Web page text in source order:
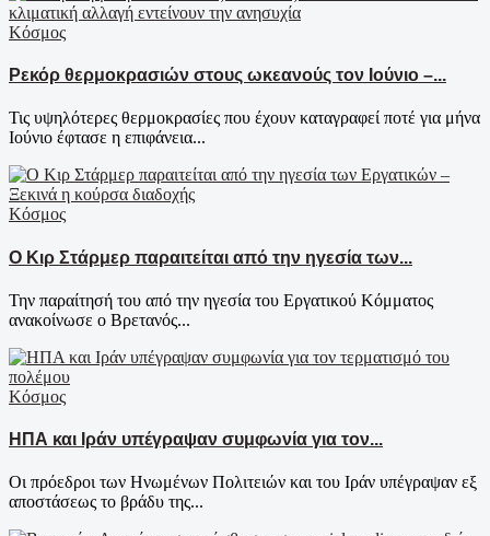
Κόσμος
Ρεκόρ θερμοκρασιών στους ωκεανούς τον Ιούνιο –...
Τις υψηλότερες θερμοκρασίες που έχουν καταγραφεί ποτέ για μήνα
Ιούνιο έφτασε η επιφάνεια...
Κόσμος
Ο Κιρ Στάρμερ παραιτείται από την ηγεσία των...
Την παραίτησή του από την ηγεσία του Εργατικού Κόμματος
ανακοίνωσε ο Βρετανός...
Κόσμος
ΗΠΑ και Ιράν υπέγραψαν συμφωνία για τον...
Οι πρόεδροι των Ηνωμένων Πολιτειών και του Ιράν υπέγραψαν εξ
αποστάσεως το βράδυ της...